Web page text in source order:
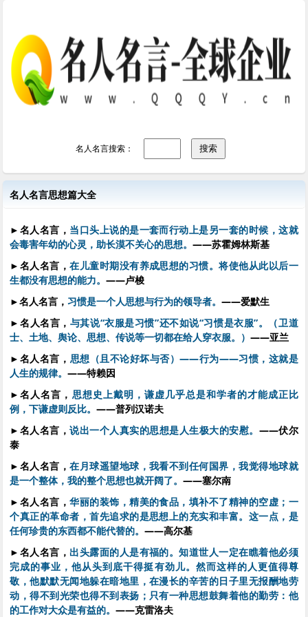
名人名言搜索：
名人名言思想篇大全
► 名人名言， 当口头上说的是一套而行动上是另一套的时候，这就
会毒害年幼的心灵，助长漠不关心的思想。——苏霍姆林斯基
► 名人名言，在儿童时期没有养成思想的习惯。将使他从此以后一
生都没有思想的能力。——卢梭
►名人名言，习惯是一个人思想与行为的领导者。——爱默生
► 名人名言， 与其说“衣服是习惯”还不如说“习惯是衣服”。（卫道
士、土地、舆论、思想、传说等一切都在给人穿衣服。）——亚兰
► 名人名言， 思想（且不论好坏与否）——行为——习惯，这就是
人生的规律。——特赖因
► 名人名言， 思想史上戴明，谦虚几乎总是和学者的才能成正比
例，下谦虚则反比。——普列汉诺夫
► 名人名言，说出一个人真实的思想是人生极大的安慰。 ——伏尔
泰
► 名人名言，在月球遥望地球，我看不到任何国界，我觉得地球就
是一个整体，我的整个思想也就开阔了。——塞尔南
► 名人名言，华丽的装饰，精美的食品，填补不了精神的空虚；一
个真正的革命者，首先追求的是思想上的充实和丰富。这一点，是
任何珍贵的东西都不能代替的。——高尔基
► 名人名言， 出头露面的人是有福的。知道世人一定在瞧着他必须
完成的事业，他从头到底干得挺有劲儿。然而这样的人更值得尊
敬，他默默无闻地躲在暗地里，在漫长的辛苦的日子里无报酬地劳
动，得不到光荣也得不到表扬；只有一种思想鼓舞着他的勤劳：他
的工作对大众是有益的。——克雷洛夫